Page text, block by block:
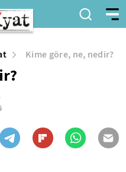
Kime göre, ne, nedir?